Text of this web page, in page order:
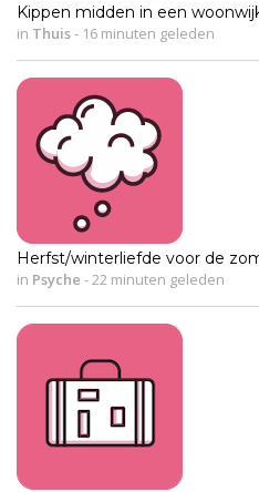
Kippen midden in een
in Thuis- 16 minuten geleden
Herfst/winterliefde voor de
in Psyche - 22 minuten geleden